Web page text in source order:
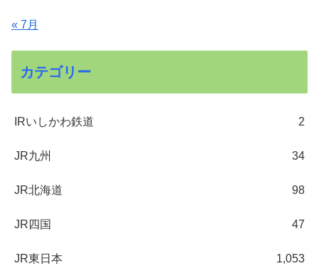
« 7月
カテゴリー
IRいしかわ鉄道 2
JR九州 34
JR北海道 98
JR四国 47
JR東日本 1,053